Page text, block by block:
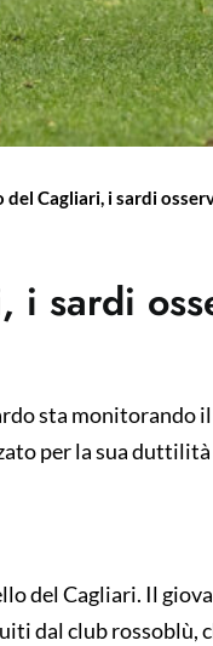
del Cagliari, i sardi
i sardi
sta monitorando
per la sua
del Cagliari. Il
dal club rossoblù,